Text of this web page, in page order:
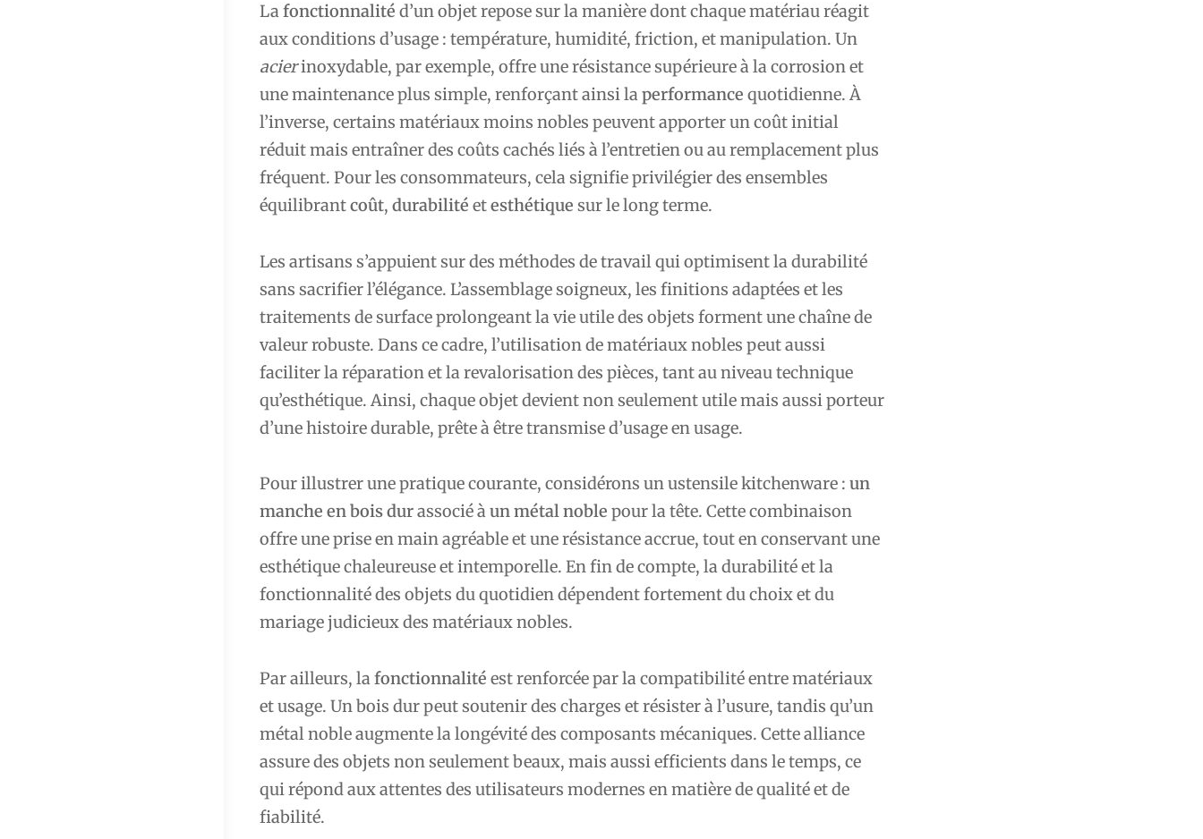
Lafonctionnalité d’un objet repose sur la manière dont chaque matériau réagit
aux conditions d’usage : température, humidité, friction, et manipulation. Un
acierinoxydable, par exemple, offre une résistance supérieure à la corrosion et
une maintenance plus simple, renforçant ainsi laperformance quotidienne. À
l’inverse, certains matériaux moins nobles peuvent apporter un coût initial
réduit mais entraîner des coûts cachés liés à l’entretien ou au remplacement plus
fréquent. Pour les consommateurs, cela signifie privilégier des ensembles
équilibrantcoût, durabilité etesthétique sur le long terme.
Les artisans s’appuient sur des méthodes de travail qui optimisent la durabilité
sans sacrifier l’élégance. L’assemblage soigneux, les finitions adaptées et les
traitements de surface prolongeant la vie utile des objets forment une chaîne de
valeur robuste. Dans ce cadre, l’utilisation de matériaux nobles peut aussi
faciliter la réparation et la revalorisation des pièces, tant au niveau technique
qu’esthétique. Ainsi, chaque objet devient non seulement utile mais aussi porteur
d’une histoire durable, prête à être transmise d’usage en usage.
Pour illustrer une pratique courante, considérons un ustensile kitchenware : un
manche en bois durassocié àun métal noble pour la tête. Cette combinaison
offre une prise en main agréable et une résistance accrue, tout en conservant une
esthétique chaleureuse et intemporelle. En fin de compte, la durabilité et la
fonctionnalité des objets du quotidien dépendent fortement du choix et du
mariage judicieux des matériaux nobles.
Par ailleurs, lafonctionnalité est renforcée par la compatibilité entre matériaux
et usage. Un bois dur peut soutenir des charges et résister à l’usure, tandis qu’un
métal noble augmente la longévité des composants mécaniques. Cette alliance
assure des objets non seulement beaux, mais aussi efficients dans le temps, ce
qui répond aux attentes des utilisateurs modernes en matière de qualité et de
fiabilité.